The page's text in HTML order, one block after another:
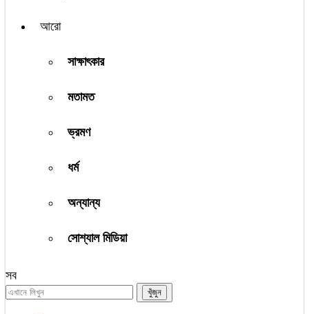
আরো
সাক্ষাৎকার
মতামত
ভ্রমণ
ধর্ম
অন্যান্য
সোশ্যাল মিডিয়া
সব